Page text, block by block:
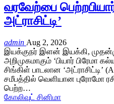
வரவேற்பை
அட்ராசிட்டி’
admin Aug 2, 2026
இயக்குநர் இளன் இயக்கி,
அறிமுகமாகும் ‘பியார் பிரேமா
சிங்கிள் பாடலான ‘அட்ராசிட்டி’
சமீபத்தில் வெளியான புரோமோ
பெற்ற…
கோலிவுட் சினிமா